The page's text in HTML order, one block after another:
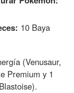
10 Baya
(Venusaur,
Premium y 1